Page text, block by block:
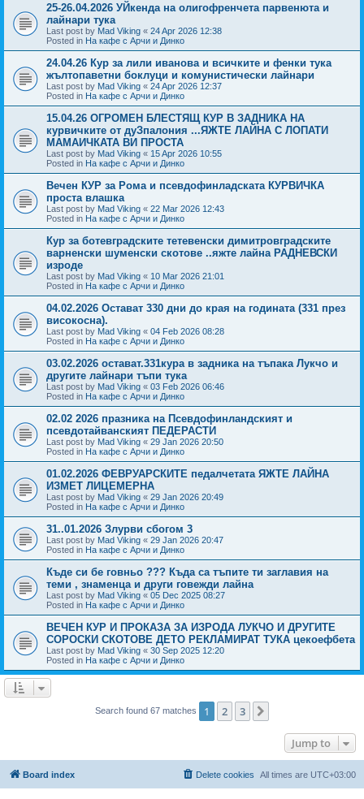
25-26.04.2026 УЙкенда на олигофренчета парвенюта и
лайнари тука
Last post by Mad Viking « 24 Apr 2026 12:38
Posted in На кафе с Арчи и Динко
24.04.26 Кур за лили иванова и всичките и фенки тука
жълтопаветни боклуци и комунистически лайнари
Last post by Mad Viking « 24 Apr 2026 12:37
Posted in На кафе с Арчи и Динко
15.04.26 ОГРОМЕН БЛЕСТЯЩ КУР В ЗАДНИКА НА
курвичките от дуЗпалония ...ЯЖТЕ ЛАЙНА С ЛОПАТИ
МАМАИЧКАТА ВИ ПРОСТА
Last post by Mad Viking « 15 Apr 2026 10:55
Posted in На кафе с Арчи и Динко
Вечен КУР за Рома и псевдофинладската КУРВИЧКА
проста влашка
Last post by Mad Viking « 22 Mar 2026 12:43
Posted in На кафе с Арчи и Динко
Кур за ботевградските тетевенски димитровградските
варненски шуменски скотове ..яжте лайна РАДНЕВСКИ
изроде
Last post by Mad Viking « 10 Mar 2026 21:01
Posted in На кафе с Арчи и Динко
04.02.2026 Остават 330 дни до края на годината (331 през
високосна).
Last post by Mad Viking « 04 Feb 2026 08:28
Posted in На кафе с Арчи и Динко
03.02.2026 остават.331кура в задника на тъпака Лукчо и
другите лайнари тъпи тука
Last post by Mad Viking « 03 Feb 2026 06:46
Posted in На кафе с Арчи и Динко
02.02 2026 празника на Псевдофинландският и
псевдотайванският ПЕДЕРАСТИ
Last post by Mad Viking « 29 Jan 2026 20:50
Posted in На кафе с Арчи и Динко
01.02.2026 ФЕВРУАРСКИТЕ педалчетата ЯЖТЕ ЛАЙНА
ИЗМЕТ ЛИЦЕМЕРНА
Last post by Mad Viking « 29 Jan 2026 20:49
Posted in На кафе с Арчи и Динко
31..01.2026 Злурви сбогом 3
Last post by Mad Viking « 29 Jan 2026 20:47
Posted in На кафе с Арчи и Динко
Къде си бе говньо ??? Къда са тъпите ти заглавия на
теми , знаменца и други говежди лайна
Last post by Mad Viking « 05 Dec 2025 08:27
Posted in На кафе с Арчи и Динко
ВЕЧЕН КУР И ПРОКАЗА ЗА ИЗРОДА ЛУКЧО И ДРУГИТЕ
СОРОСКИ СКОТОВЕ ДЕТО РЕКЛАМИРАТ ТУКА цекоефбета
Last post by Mad Viking « 30 Sep 2025 12:20
Posted in На кафе с Арчи и Динко
Search found 67 matches 1 2 3
Jump to
Board index All times are UTC+03:00
Delete cookies